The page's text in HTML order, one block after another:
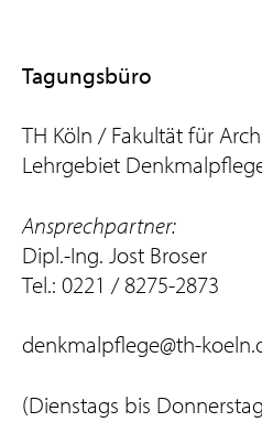
Tagungsbüro
TH Köln / Fakultät für
Lehrgebiet
Ansprechpartner:
Dipl.-Ing. Jost Broser
Tel.: 0221 / 8275-2873
denkmalpflege@th-
(Dienstags bis